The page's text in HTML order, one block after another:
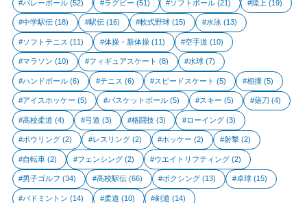
バレーボール (52) ラグビー (51) ソフトボール (21) 陸上 (19)
中学駅伝 (18) 駅伝(16) 軟式野球 (15) 水泳 (13)
ソフトテニス (11) 体操・新体操(11) 空手道 (10)
マラソン (10) フィギュアスケート (8) 水球 (7)
ハンドボール (6) テニス (6) スピードスケート (5) 相撲(5)
アイスホッケー (5) バスケットボール(5) スキー (5) 薙刀 (4)
高校柔道 (4) 弓道 (3) 格闘技 (3) ローイング(3)
ボウリング (2) レスリング(2) ホッケー (2) 射撃(2)
自転車 (2) フェンシング(2) ウエイトリフティング (2)
男子ゴルフ (34) 高校駅伝(66) ボクシング (13) 卓球(15)
バドミントン (14) 柔道 (10) 剣道 (14)